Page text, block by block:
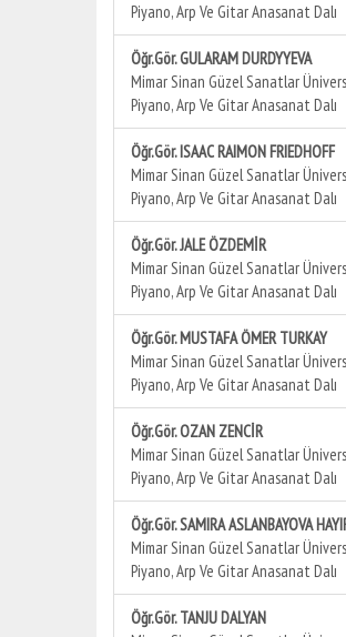
Piyano, Arp Ve Gitar Anasanat Dalı
Öğr.Gör. GULARAM DURDYYEVA
Mimar Sinan Güzel Sanatlar
Piyano, Arp Ve Gitar Anasanat Dalı
Öğr.Gör. ISAAC RAIMON FRIEDHOFF
Mimar Sinan Güzel Sanatlar
Piyano, Arp Ve Gitar Anasanat Dalı
Öğr.Gör. JALE ÖZDEMİR
Mimar Sinan Güzel Sanatlar
Piyano, Arp Ve Gitar Anasanat Dalı
Öğr.Gör. MUSTAFA ÖMER TURKAY
Mimar Sinan Güzel Sanatlar
Piyano, Arp Ve Gitar Anasanat Dalı
Öğr.Gör. OZAN ZENCİR
Mimar Sinan Güzel Sanatlar
Piyano, Arp Ve Gitar Anasanat Dalı
Öğr.Gör. SAMIRA ASLANBAYOVA
Mimar Sinan Güzel Sanatlar
Piyano, Arp Ve Gitar Anasanat Dalı
Öğr.Gör. TANJU DALYAN